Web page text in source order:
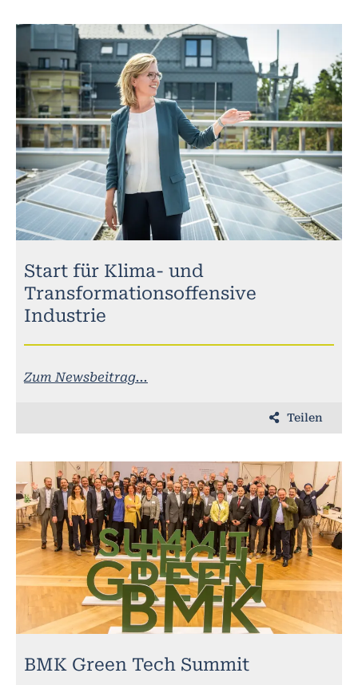
Start für Klima- und
Transformationsoffensive
Industrie
Zum Newsbeitrag...
Teilen
BMK Green Tech Summit